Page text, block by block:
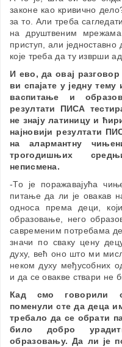
законе као кривично
за то. Али треба
на друштвеним
приступ, али једноставно
које треба да ту изврши
И ево, да овај
ви спајате у једну
васпитање и
резултати ПИСА
не знају латиницу и
најновији резултати
на алармантну
трогодишњих
неписмена.
-То је поражавајућа
питање да ли је овакав
односа према деци,
образовање, него
савременим потребама
значи по сваку цену
духу, већ оно што ми
неком духу међусобних
и да се овакве ствари не
Кад смо говорили о
поменули сте да деца
требало да се обрати
било добро
образовању. Да ли је